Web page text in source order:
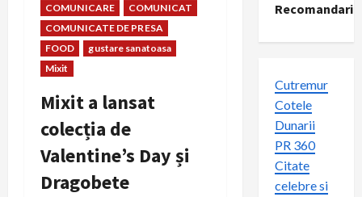
COMUNICARE
COMUNICAT
COMUNICATE DE PRESA
FOOD
gustare sanatoasa
Mixit
Mixit a lansat
colecția de
Valentine’s Day și
Dragobete
Recomandari
Cutremur
Cotele
Dunarii
PR 360
Citate
celebre si